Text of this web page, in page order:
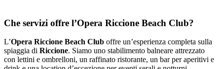
Che servizi offre l’Opera Riccione Beach Club?
L’Opera Riccione Beach Club offre un’esperienza completa sulla
spiaggia di Riccione. Siamo uno stabilimento balneare attrezzato
con lettini e ombrelloni, un raffinato ristorante, un bar per aperitivi e